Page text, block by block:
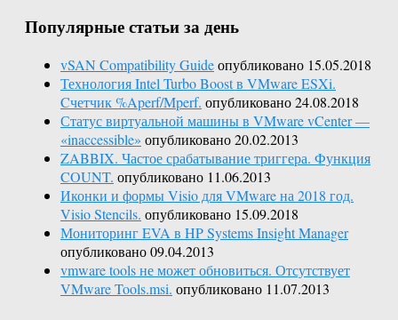
Популярные статьи за день
vSAN Compatibility Guideопубликовано 15.05.2018
Технология Intel Turbo Boost в VMware ESXi.
Cчетчик %Aperf/Mperf. опубликовано 24.08.2018
Статус виртуальной машины в VMware vCenter —
«inaccessible» опубликовано 20.02.2013
ZABBIX. Частое срабатывание триггера. Функция
COUNT. опубликовано 11.06.2013
Иконки и формы Visio для VMware на 2018 год.
Visio Stencils. опубликовано 15.09.2018
Мониторинг EVA в HP Systems Insight Manager
опубликовано 09.04.2013
vmware tools не может обновиться. Отсутствует
VMware Tools.msi. опубликовано 11.07.2013